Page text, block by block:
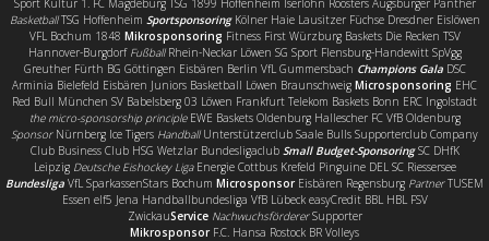
BasketballTSG Hoffenheim SportsponsoringKölner Haie Lausitzer Füchse Dresdner Eislöwen
VFL Bochum 1848 Mikrosponsoring Fitness First Würzburg Baskets Die Recken TSV
Hannover-Burgdorf FußballRhein-Neckar Löwen SG Sport Flensburg-Handewitt SpVgg
Greuther Fürth BG Göttingen Eisbären Berlin VfL Gummersbach Champions GalaDSC
Arminia Bielefeld Eisbären Juniors Basketball Löwen Braunschweig Microsponsoring EHC
Red Bull München SV Babelsberg 03 Löwen Frankfurt Telekom Baskets Bonn ERC Ingolstadt
the micro-sponsorship principleEWE Baskets Oldenburg Hallescher FC VfB Oldenburg
SponsorNürnberg Ice Tigers HandballUnterstützerclub Saale Bulls Supporterclub Company
Club Business Club HSG Wetzlar Bundesligaclub Small Budget-SponsoringSC DHfK
Leipzig Deutsche Eishockey LigaEnergie Cottbus Krefeld Pinguine DEL SC Riessersee
Bundesliga VfL SparkassenStars Bochum MicrosponsorEisbären Regensburg PartnerTUSEM
Essen elf5 Jena Handballbundesliga VfB Lübeck easyCredit BBL HBL FSV
ZwickauService NachwuchsfördererSupporter
MikrosponsorF.C. Hansa Rostock BR Volleys